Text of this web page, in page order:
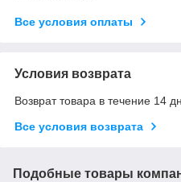
Все условия оплаты
Условия возврата
Возврат товара в течение 14
Все условия возврата
Подобные товары